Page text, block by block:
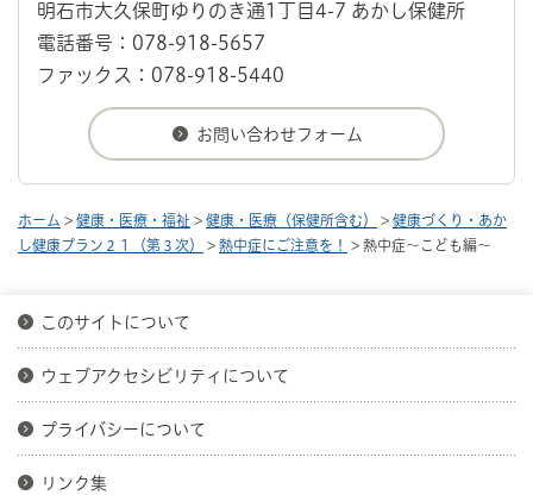
明石市大久保町ゆりのき通1丁目4-7 あかし保健所
電話番号：078-918-5657
ファックス：078-918-5440
ホーム > 健康・医療・福祉 > 健康・医療（保健所含む） > 健康づくり・あか
し健康プラン２１（第３次）
> 熱中症にご注意を！ > 熱中症～こども編～
このサイトについて
ウェブアクセシビリティについて
プライバシーについて
リンク集